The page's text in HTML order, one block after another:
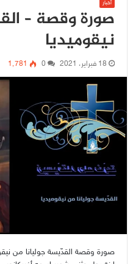
أخبار
صورة وقصة –
نيقوميديا
18 فبراير، 2021 0 1٬781